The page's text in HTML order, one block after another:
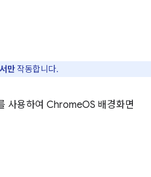
만작동합니다.
사용하여 ChromeOS 배경화면